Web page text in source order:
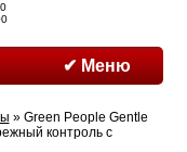
✔ Меню
» Green People Gentle
контроль с